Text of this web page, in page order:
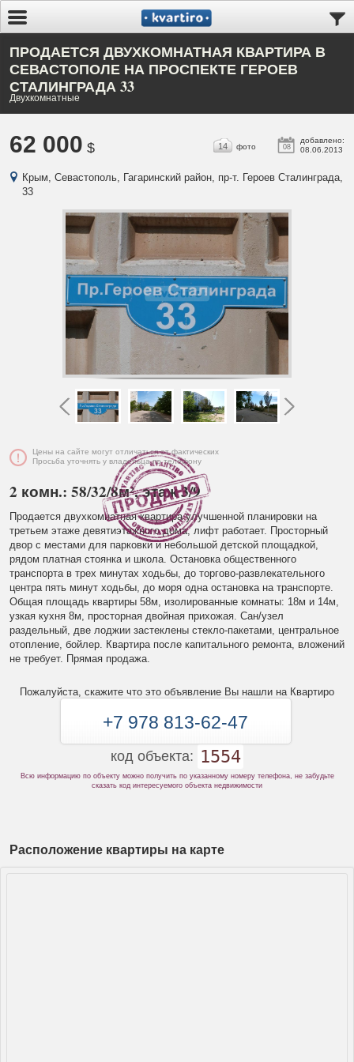
ПРОДАЕТСЯ ДВУХКОМНАТНАЯ КВАРТИРА В
СЕВАСТОПОЛЕ НА ПРОСПЕКТЕ ГЕРОЕВ
СТАЛИНГРАДА 33
Двухкомнатные
62 000 $ 08
добавлено:
08.06.2013
14 фото
Крым, Севастополь, Гагаринский район, пр-т. Героев Сталинграда,
33
Цены на сайте могут отличаться от фактических
Просьба уточнять у владельца по телефону
2 комн.: 58/32/8м², этаж 3/9
Продается двухкомнатная квартира улучшенной планировки на
третьем этаже девятиэтажного дома, лифт работает. Просторный
двор с местами для парковки и небольшой детской площадкой,
рядом платная стоянка и школа. Остановка общественного
транспорта в трех минутах ходьбы, до торгово-развлекательного
центра пять минут ходьбы, до моря одна остановка на транспорте.
Общая площадь квартиры 58м, изолированные комнаты: 18м и 14м,
узкая кухня 8м, просторная двойная прихожая. Сан/узел
раздельный, две лоджии застеклены стекло-пакетами, центральное
отопление, бойлер. Квартира после капитального ремонта, вложений
не требует. Прямая продажа.
Пожалуйста, скажите что это объявление Вы нашли на Квартиро
+7 978 813-62-47
код объекта: 1554
Всю информацию по объекту можно получить по указанному номеру телефона, не забудьте
сказать код интересуемого объекта недвижимости
Расположение квартиры на карте